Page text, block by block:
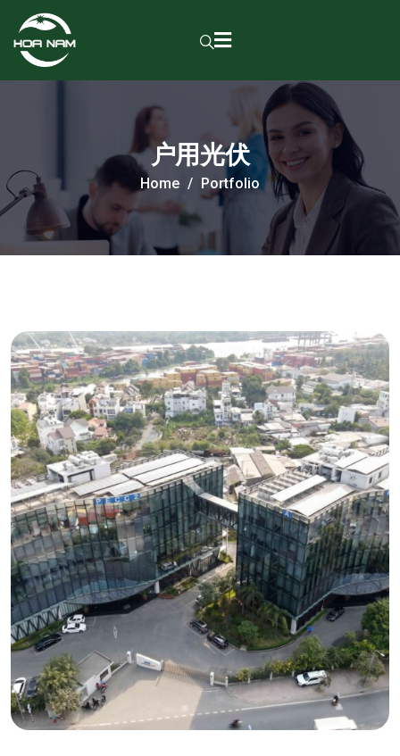
户用光伏
Home Portfolio
户用光伏
为胡志明市企业提供 400 kWp 绿色能源解决方
案